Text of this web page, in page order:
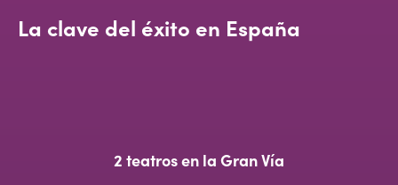
La clave del éxito en España
2 teatros en la Gran Vía